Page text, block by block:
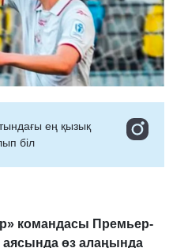
ең қызық
біл
командасы Премьер-
өз алаңында